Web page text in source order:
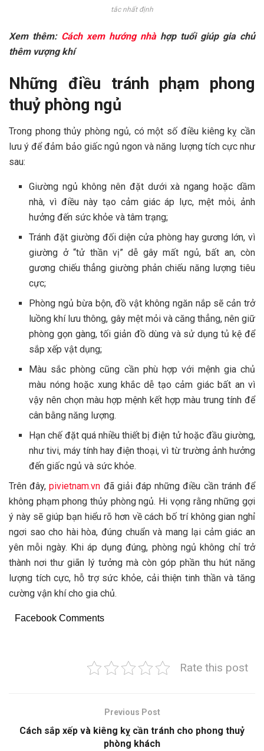
tắc nhất định
Xem thêm: Cách xem hướng nhàhợp tuổi giúp gia chủ
thêm vượng khí
Những điều tránh phạm phong
thuỷ phòng ngủ
Trong phong thủy phòng ngủ, có một số điều kiêng kỵ cần
lưu ý để đảm bảo giấc ngủ ngon và năng lượng tích cực như
sau:
Giường ngủ không nên đặt dưới xà ngang hoặc dầm
nhà, vì điều này tạo cảm giác áp lực, mệt mỏi, ảnh
hưởng đến sức khỏe và tâm trạng;
Tránh đặt giường đối diện cửa phòng hay gương lớn, vì
giường ở “tử thần vị” dễ gây mất ngủ, bất an, còn
gương chiếu thẳng giường phản chiếu năng lượng tiêu
cực;
Phòng ngủ bừa bộn, đồ vật không ngăn nắp sẽ cản trở
luồng khí lưu thông, gây mệt mỏi và căng thẳng, nên giữ
phòng gọn gàng, tối giản đồ dùng và sử dụng tủ kệ để
sắp xếp vật dụng;
Màu sắc phòng cũng cần phù hợp với mệnh gia chủ
màu nóng hoặc xung khắc dễ tạo cảm giác bất an vì
vậy nên chọn màu hợp mệnh kết hợp màu trung tính để
cân bằng năng lượng.
Hạn chế đặt quá nhiều thiết bị điện tử hoặc đầu giường,
như tivi, máy tính hay điện thoại, vì từ trường ảnh hưởng
đến giấc ngủ và sức khỏe.
Trên đây,pivietnam.vn đã giải đáp những điều cần tránh để
không phạm phong thủy phòng ngủ. Hi vọng rằng những gợi
ý này sẽ giúp bạn hiểu rõ hơn về cách bố trí không gian nghỉ
ngơi sao cho hài hòa, đúng chuẩn và mang lại cảm giác an
yên mỗi ngày. Khi áp dụng đúng, phòng ngủ không chỉ trở
thành nơi thư giãn lý tưởng mà còn góp phần thu hút năng
lượng tích cực, hỗ trợ sức khỏe, cải thiện tinh thần và tăng
cường vận khí cho gia chủ.
Facebook Comments
Rate this post
Previous Post
Cách sắp xếp và kiêng kỵ cần tránh cho phong thuỷ
phòng khách